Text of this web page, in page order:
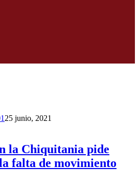
25 junio, 2021
la Chiquitania pide
falta de movimiento